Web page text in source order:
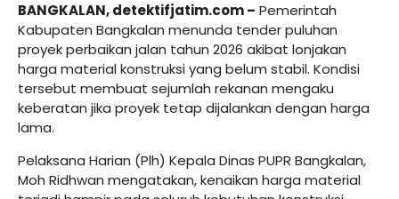
BANGKALAN,detektifjatim.com– Pemerintah
Kabupaten Bangkalan menunda tender puluhan
proyek perbaikan jalan tahun 2026 akibat lonjakan
harga material konstruksi yang belum stabil. Kondisi
tersebut membuat sejumlah rekanan mengaku
keberatan jika proyek tetap dijalankan dengan harga
lama.
Pelaksana Harian (Plh) Kepala Dinas PUPR Bangkalan,
Moh Ridhwan mengatakan, kenaikan harga material